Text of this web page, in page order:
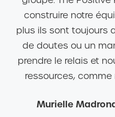
construire notre
plus ils sont toujours
de doutes ou un
prendre le relais et
ressources, comme
Murielle